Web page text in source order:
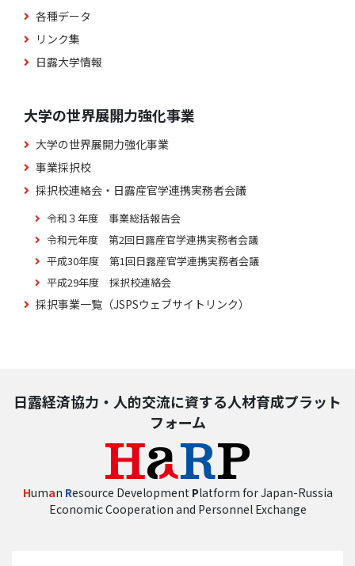
各種データ
リンク集
日露大学情報
大学の世界展開力強化事業
大学の世界展開力強化事業
事業採択校
採択校連絡会・日露産官学連携実務者会議
令和３年度 事業総括報告会
令和元年度 第2回日露産官学連携実務者会議
平成30年度 第1回日露産官学連携実務者会議
平成29年度 採択校連絡会
採択事業一覧（JSPSウェブサイトリンク）
日露経済協力・人的交流に資する人材育成プラット
フォーム
Human Resource Development Platform for Japan-Russia
Economic Cooperation and Personnel Exchange